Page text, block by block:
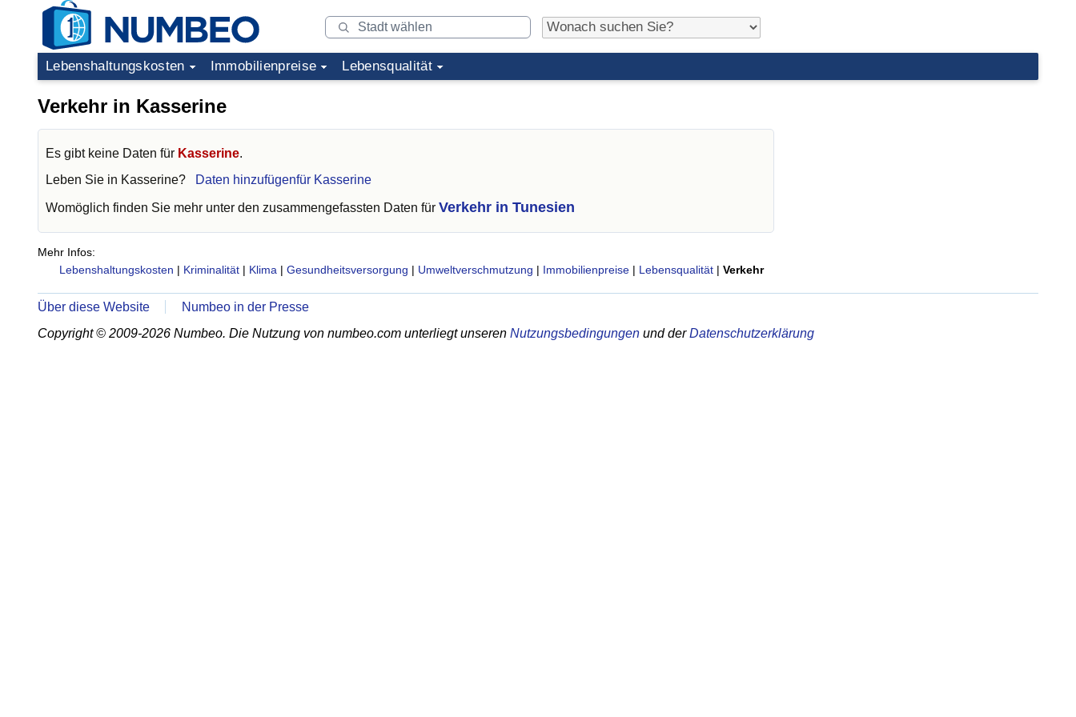
Lebenshaltungskosten Immobilienpreise Lebensqualität
Verkehr in Kasserine
Es gibt keine Daten für Kasserine.
Leben Sie in Kasserine? Daten hinzufügenfür Kasserine
Womöglich finden Sie mehr unter den zusammengefassten Daten für Verkehr in Tunesien
Mehr Infos:
Lebenshaltungskosten | Kriminalität | Klima | Gesundheitsversorgung | Umweltverschmutzung | Immobilienpreise | Lebensqualität | Verkehr
Über diese Website
Numbeo in der Presse
Copyright © 2009-2026 Numbeo. Die Nutzung von numbeo.com unterliegt unseren Nutzungsbedingungen und derDatenschutzerklärung